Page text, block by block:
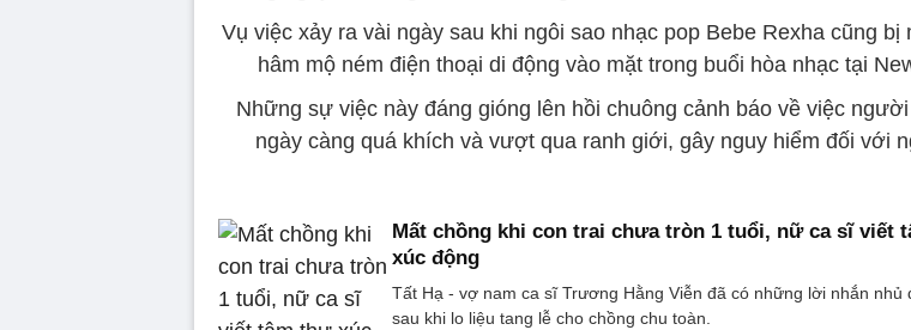
Vụ việc xảy ra vài ngày sau khi ngôi sao nhạc pop Bebe Rexha cũng bị
hâm mộ ném điện thoại di động vào mặt trong buổi hòa nhạc tại
Những sự việc này đáng gióng lên hồi chuông cảnh báo về việc
ngày càng quá khích và vượt qua ranh giới, gây nguy hiểm đối với
Mất chồng khi con trai chưa tròn 1 tuổi, nữ ca sĩ viết
xúc động
Tất Hạ - vợ nam ca sĩ Trương Hằng Viễn đã có những lời nhắn nhủ
sau khi lo liệu tang lễ cho chồng chu toàn.